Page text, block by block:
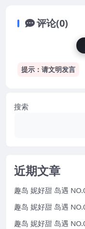
评论(0)
提示：请文明发言
搜索
近期文章
趣岛 妮好甜 岛遇
趣岛 妮好甜 岛遇
趣岛 妮好甜 岛遇